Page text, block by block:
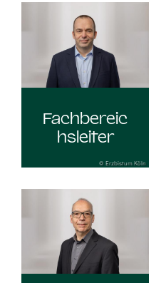
Fachbereic
hsleiter
© Erzbistum Köln